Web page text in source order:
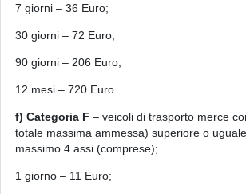
7 giorni – 36 Euro;
30 giorni – 72 Euro;
90 giorni – 206 Euro;
12 mesi – 720 Euro.
f) Categoria F – veicoli di trasporto merce
totale massima ammessa) superiore o
massimo 4 assi (comprese);
1 giorno – 11 Euro;